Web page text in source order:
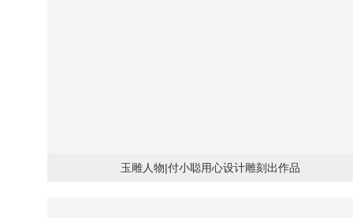
玉雕人物|付小聪用心设计雕刻出作品